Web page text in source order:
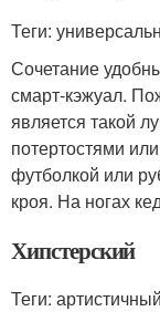
Теги:
Сочетание
смарт-кэжуал.
является такой
потертостями
футболкой или
кроя. На ногах
Хипстерский
Теги: